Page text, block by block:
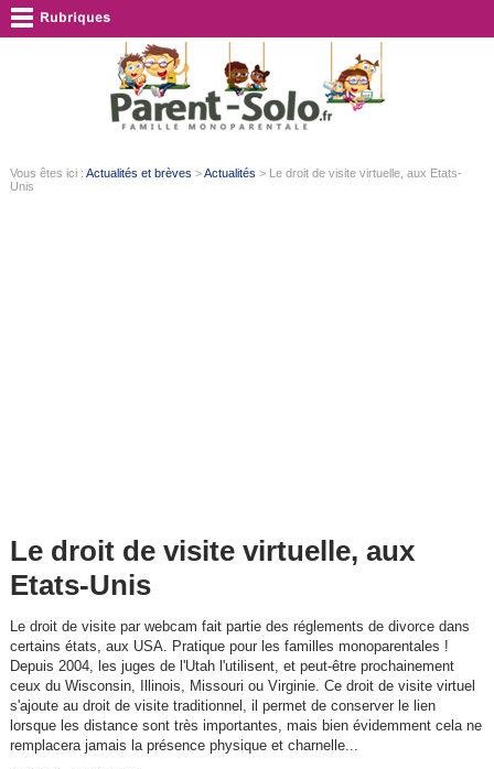
Vous êtes ici : Actualités et brèves >Actualités > Le droit de visite virtuelle, aux Etats-
Unis
Le droit de visite virtuelle, aux
Etats-Unis
Le droit de visite par webcam fait partie des réglements de divorce dans
certains états, aux USA. Pratique pour les familles monoparentales !
Depuis 2004, les juges de l'Utah l'utilisent, et peut-être prochainement
ceux du Wisconsin, Illinois, Missouri ou Virginie. Ce droit de visite virtuel
s'ajoute au droit de visite traditionnel, il permet de conserver le lien
lorsque les distance sont très importantes, mais bien évidemment cela ne
remplacera jamais la présence physique et charnelle...